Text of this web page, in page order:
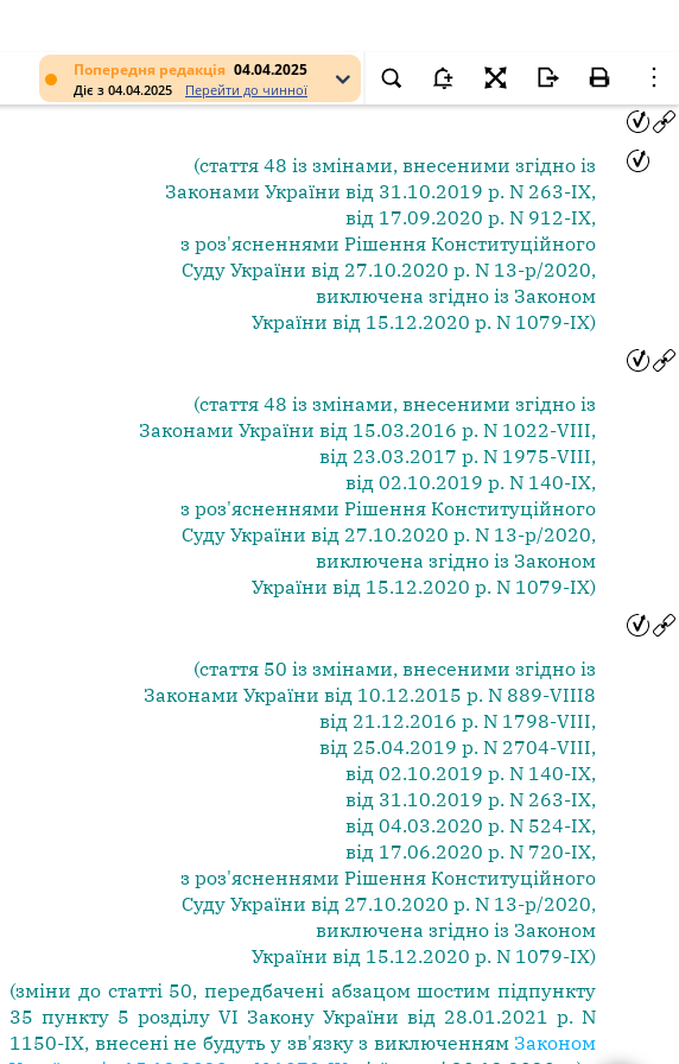
Попередня редакція 04.04.2025
Діє з 04.04.2025 Перейти до чинної